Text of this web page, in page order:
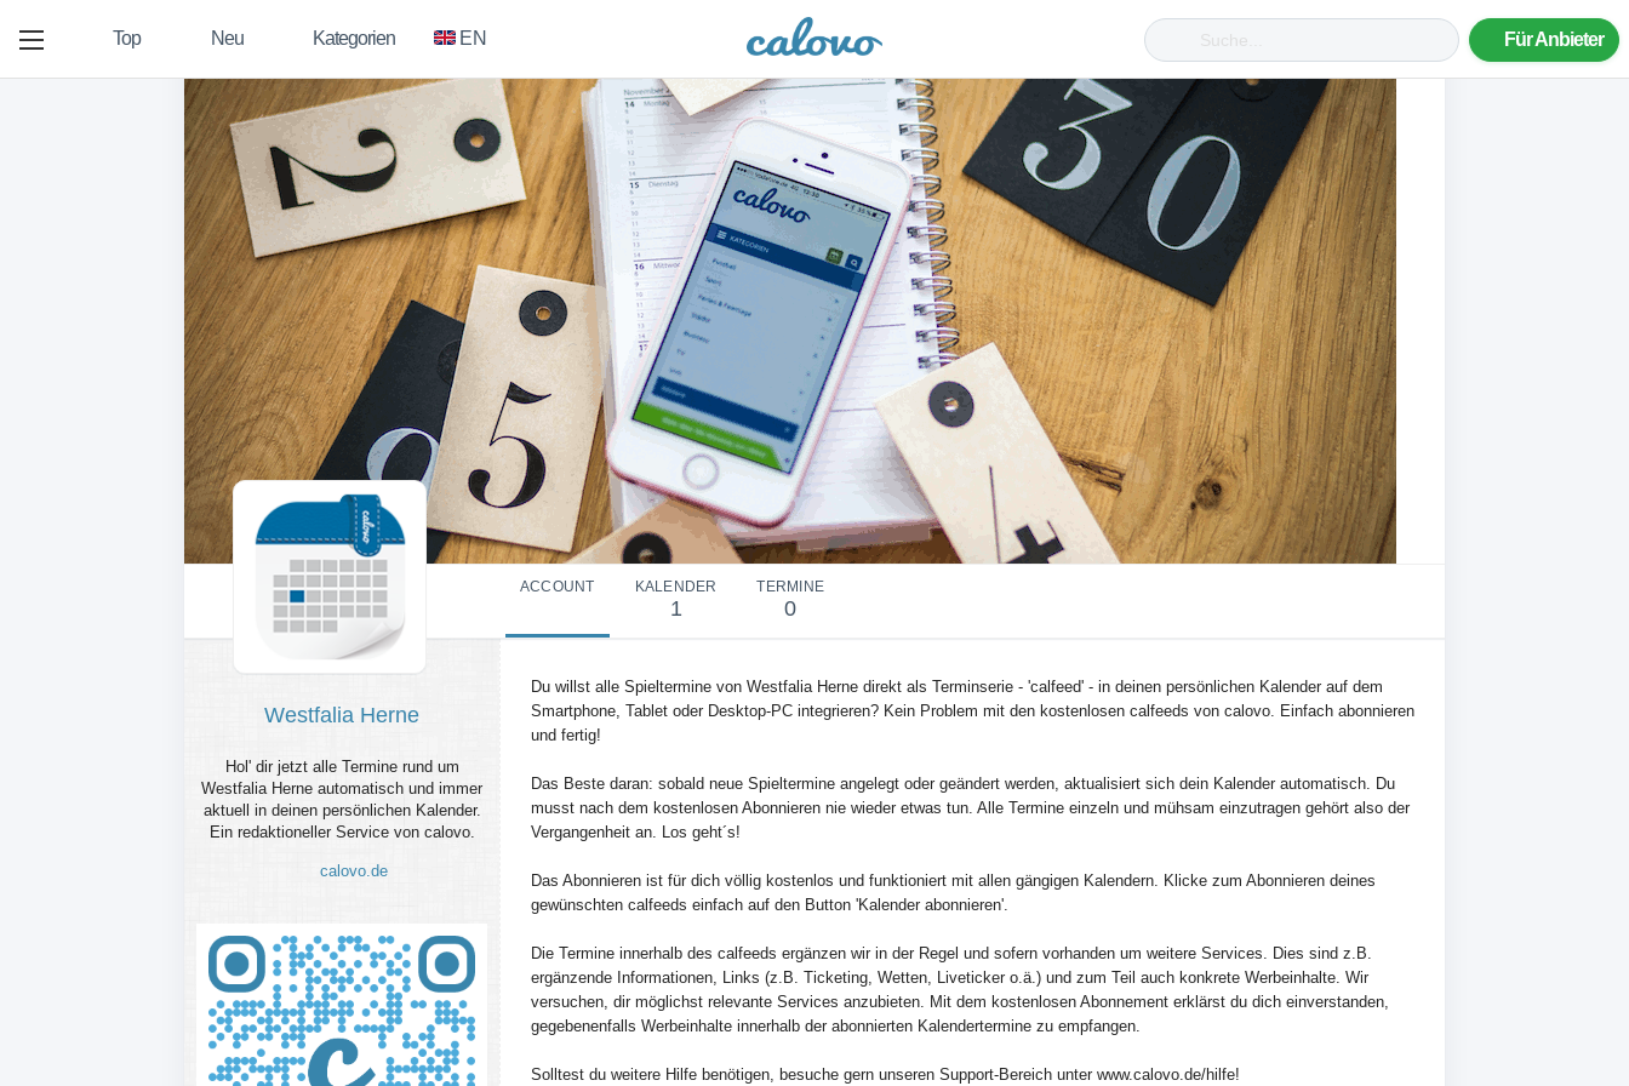
Top Neu Kategorien EN Für Anbieter
ACCOUNT KALENDER
1
TERMINE
0
Westfalia Herne
Hol' dir jetzt alle Termine rund um
Westfalia Herne automatisch und immer
aktuell in deinen persönlichen Kalender.
Ein redaktioneller Service von calovo.
calovo.de
Du willst alle Spieltermine von Westfalia Herne direkt als Terminserie - 'calfeed' - in deinen persönlichen Kalender auf dem
Smartphone, Tablet oder Desktop-PC integrieren? Kein Problem mit den kostenlosen calfeeds von calovo. Einfach abonnieren
und fertig!
Das Beste daran: sobald neue Spieltermine angelegt oder geändert werden, aktualisiert sich dein Kalender automatisch. Du
musst nach dem kostenlosen Abonnieren nie wieder etwas tun. Alle Termine einzeln und mühsam einzutragen gehört also der
Vergangenheit an. Los geht´s!
Das Abonnieren ist für dich völlig kostenlos und funktioniert mit allen gängigen Kalendern. Klicke zum Abonnieren deines
gewünschten calfeeds einfach auf den Button 'Kalender abonnieren'.
Die Termine innerhalb des calfeeds ergänzen wir in der Regel und sofern vorhanden um weitere Services. Dies sind z.B.
ergänzende Informationen, Links (z.B. Ticketing, Wetten, Liveticker o.ä.) und zum Teil auch konkrete Werbeinhalte. Wir
versuchen, dir möglichst relevante Services anzubieten. Mit dem kostenlosen Abonnement erklärst du dich einverstanden,
gegebenenfalls Werbeinhalte innerhalb der abonnierten Kalendertermine zu empfangen.
Solltest du weitere Hilfe benötigen, besuche gern unseren Support-Bereich unter www.calovo.de/hilfe!